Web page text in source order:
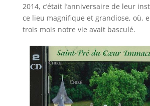
2014, c’était l’anniversaire de leur
ce lieu magnifique et grandiose, où,
trois mois notre vie avait basculé.